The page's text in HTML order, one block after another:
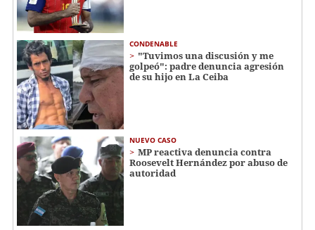
CONDENABLE
"Tuvimos una discusión y me
golpeó": padre denuncia agresión
de su hijo en La Ceiba
NUEVO CASO
MP reactiva denuncia contra
Roosevelt Hernández por abuso de
autoridad